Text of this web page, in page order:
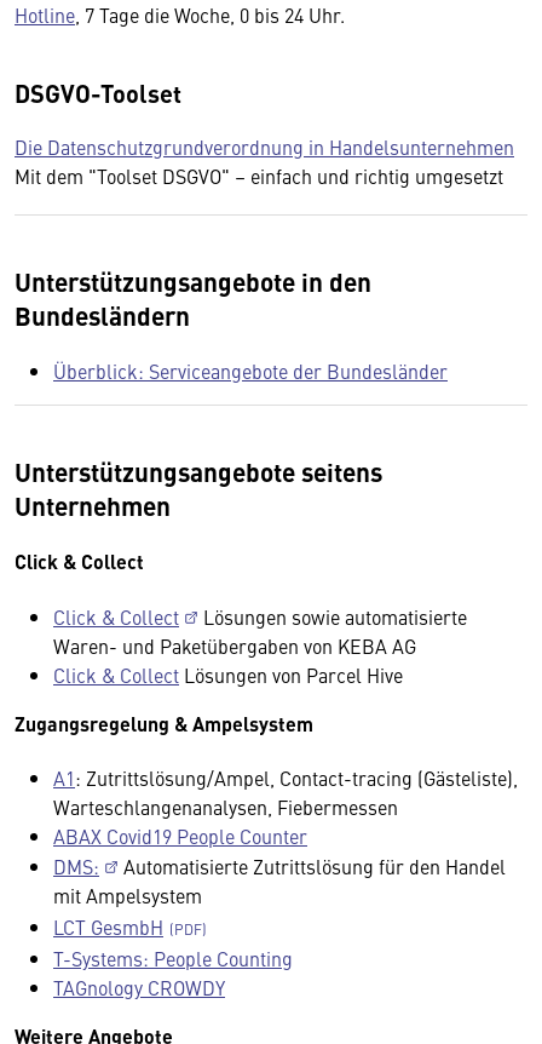
Hotline , 7 Tage die Woche, 0 bis 24 Uhr.
DSGVO-Toolset
Die Datenschutzgrundverordnung in Handelsunternehmen
Mit dem "Toolset DSGVO" – einfach und richtig umgesetzt
Unterstützungsangebote in den
Bundesländern
Überblick: Serviceangebote der Bundesländer
Unterstützungsangebote seitens
Unternehmen
Click & Collect
Click & Collect
Lösungen sowie automatisierte
Waren- und Paketübergaben von KEBA AG
Click & Collect Lösungen von Parcel Hive
Zugangsregelung & Ampelsystem
A1: Zutrittslösung/Ampel, Contact-tracing (Gästeliste),
Warteschlangenanalysen, Fiebermessen
ABAX Covid19 People Counter
DMS:
Automatisierte Zutrittslösung für den Handel
mit Ampelsystem
LCT GesmbH
T-Systems: People Counting
TAGnology CROWDY
Weitere Angebote